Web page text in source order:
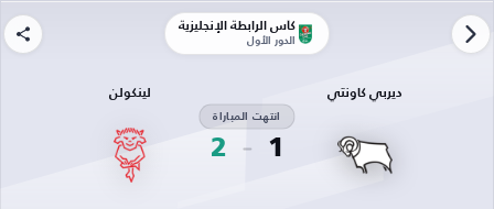
كأس الرابطة الإنجليزية
الدور الأول
ديربي كاونتي
1
انتهت المباراة
2
لينكولن